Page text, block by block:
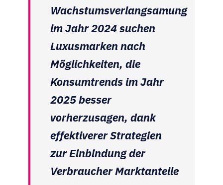
Wachstumsverlangsamung
im Jahr 2024 suchen
Luxusmarken nach
Möglichkeiten, die
Konsumtrends im Jahr
2025 besser
vorherzusagen, dank
effektiverer Strategien
zur Einbindung der
Verbraucher Marktanteile